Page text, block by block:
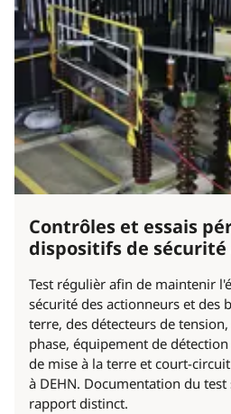
Contrôles et essais
dispositifs de sécurité
Test régulièr afin de maintenir
sécurité des actionneurs et des
terre, des détecteurs de
phase, équipement de
de mise à la terre et court-
à DEHN. Documentation du
rapport distinct.